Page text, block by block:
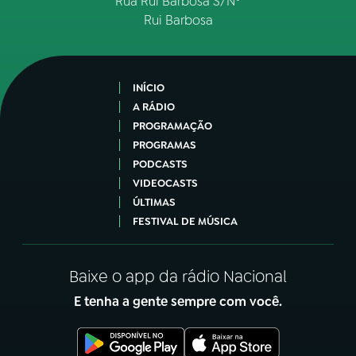
Rui Barbosa
INÍCIO
A RÁDIO
PROGRAMAÇÃO
PROGRAMAS
PODCASTS
VIDEOCASTS
ÚLTIMAS
FESTIVAL DE MÚSICA
Baixe o app da rádio Nacional
E tenha a gente sempre com você.